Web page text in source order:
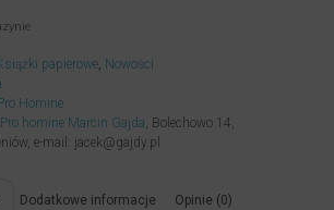
papierowe, Nowości
Pro Homine
Pro homine Marcin Gajda, Bolechowo 14,
e-mail: jacek@gajdy.pl
Dodatkowe informacje Opinie (0)